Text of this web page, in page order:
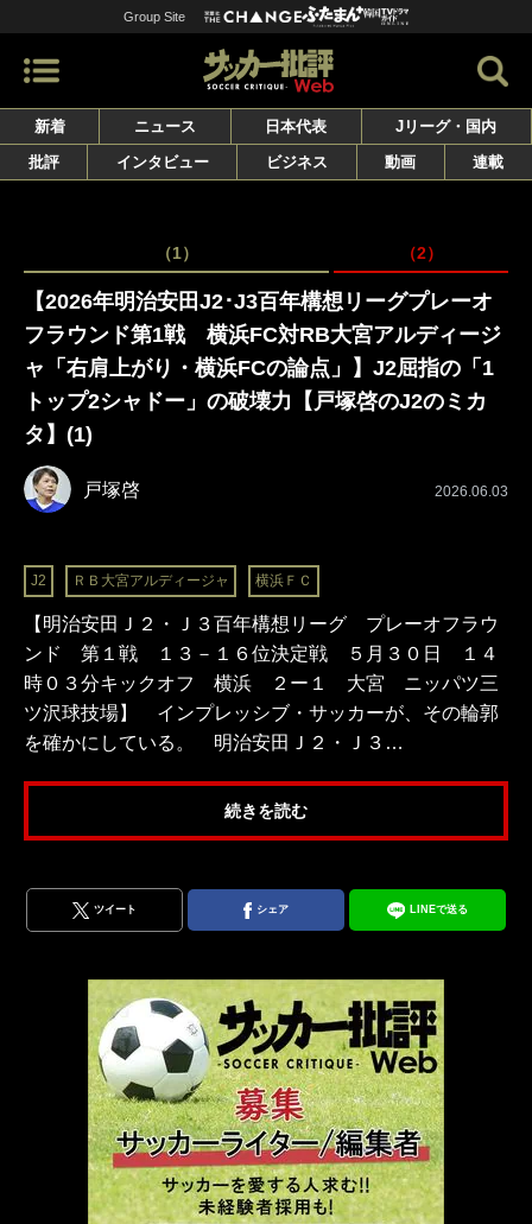
Group Site
新着 ニュース 日本代表
Jリーグ・国内
批評
インタビュー ビジネス 動画 連載
（1） （2）
【2026年明治安田J2･J3百年構想リーグプレーオ
フラウンド第1戦 横浜FC対RB大宮アルディージ
ャ「右肩上がり・横浜FCの論点」】J2屈指の「1
トップ2シャドー」の破壊力【戸塚啓のJ2のミカ
タ】(1)
戸塚啓 2026.06.03
J2 ＲＢ大宮アルディージャ 横浜ＦＣ
【明治安田Ｊ２・Ｊ３百年構想リーグ プレーオフラウ
ンド 第１戦 １３－１６位決定戦 ５月３０日 １４
時０３分キックオフ 横浜 ２ー１ 大宮 ニッパツ三
ツ沢球技場】 インプレッシブ・サッカーが、その輪郭
を確かにしている。 明治安田Ｊ２・Ｊ３…
続きを読む
ツイート シェア LINEで送る